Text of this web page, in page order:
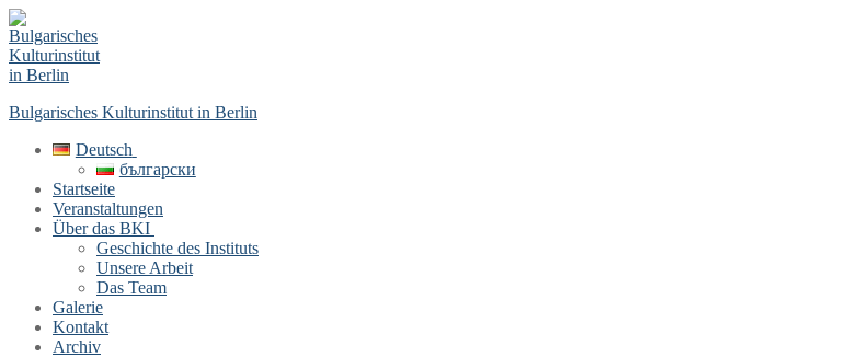
Skip
to
content
Menu
Close
Bulgarisches Kulturinstitut in Berlin
Deutsch
български
Startseite
Veranstaltungen
Über das BKI
Geschichte des Instituts
Unsere Arbeit
Das Team
Galerie
Kontakt
Archiv